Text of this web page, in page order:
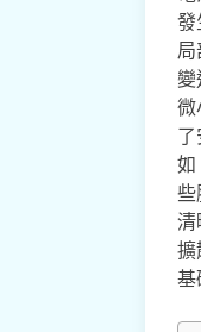
發
微
如
些
清
擴
基